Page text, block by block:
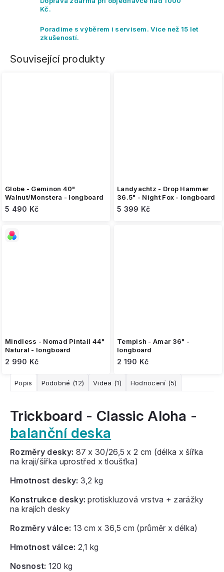
Kč.
Poradíme s výběrem i servisem. Více než 15 let
zkušeností.
Související produkty
Globe - Geminon 40"
Walnut/Monstera - longboard
5 490 Kč
Landyachtz - Drop Hammer
36.5" - Night Fox - longboard
5 399 Kč
Mindless - Nomad Pintail 44"
Natural - longboard
2 990 Kč
Tempish - Amar 36" -
longboard
2 190 Kč
Popis Podobné (12) Videa (1) Hodnocení (5)
Trickboard - Classic Aloha -
balanční deska
Rozměry desky: 87 x 30/26,5 x 2 cm (délka x šířka
na kraji/šířka uprostřed x tloušťka)
Hmotnost desky: 3,2 kg
Konstrukce desky: protiskluzová vrstva + zarážky
na krajích desky
Rozměry válce: 13 cm x 36,5 cm (průměr x délka)
Hmotnost válce: 2,1 kg
Nosnost: 120 kg